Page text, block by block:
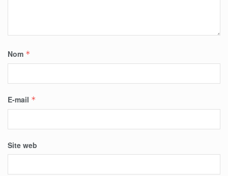
Nom *
E-mail *
Site web